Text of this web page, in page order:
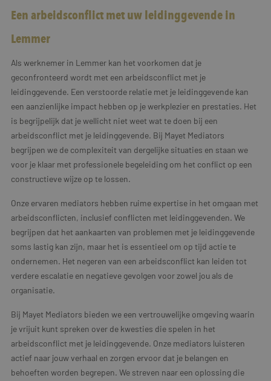
Een arbeidsconflict met uw leidinggevende in
Lemmer
Als werknemer in Lemmer kan het voorkomen dat je
geconfronteerd wordt met een arbeidsconflict met je
leidinggevende. Een verstoorde relatie met je leidinggevende kan
een aanzienlijke impact hebben op je werkplezier en prestaties. Het
is begrijpelijk dat je wellicht niet weet wat te doen bij een
arbeidsconflict met je leidinggevende. Bij Mayet Mediators
begrijpen we de complexiteit van dergelijke situaties en staan we
voor je klaar met professionele begeleiding om het conflict op een
constructieve wijze op te lossen.
Onze ervaren mediators hebben ruime expertise in het omgaan met
arbeidsconflicten, inclusief conflicten met leidinggevenden. We
begrijpen dat het aankaarten van problemen met je leidinggevende
soms lastig kan zijn, maar het is essentieel om op tijd actie te
ondernemen. Het negeren van een arbeidsconflict kan leiden tot
verdere escalatie en negatieve gevolgen voor zowel jou als de
organisatie.
Bij Mayet Mediators bieden we een vertrouwelijke omgeving waarin
je vrijuit kunt spreken over de kwesties die spelen in het
arbeidsconflict met je leidinggevende. Onze mediators luisteren
actief naar jouw verhaal en zorgen ervoor dat je belangen en
behoeften worden begrepen. We streven naar een oplossing die